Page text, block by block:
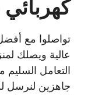
تواصلوا مع
عالية ويصلك
التعامل
جاهزين لنرسل